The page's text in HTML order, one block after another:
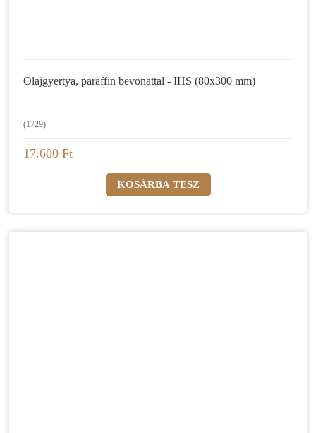
Olajgyertya, paraffin bevonattal - IHS (80x300 mm)
(1729)
17.600 Ft